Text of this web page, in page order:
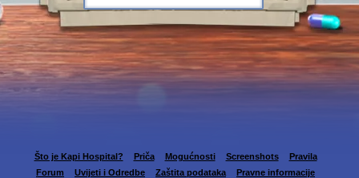
Što je Kapi Hospital? Priča Mogućnosti Screenshots
Pravila
Forum
Uvijeti i Odredbe Zaštita podataka
Pravne informacije